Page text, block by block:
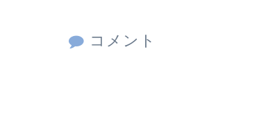
コメント